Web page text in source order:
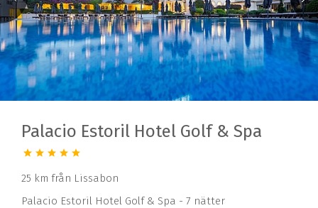
Palacio Estoril Hotel Golf & Spa
25 km från Lissabon
Palacio Estoril Hotel Golf & Spa - 7 nätter